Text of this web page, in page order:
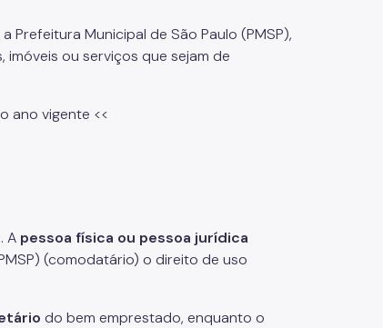
Municipal de São Paulo (PMSP),
imóveis ou serviços que sejam de
ano vigente <<
A pessoa física ou pessoa jurídica
(comodatário) o direito de uso
do bem emprestado, enquanto o